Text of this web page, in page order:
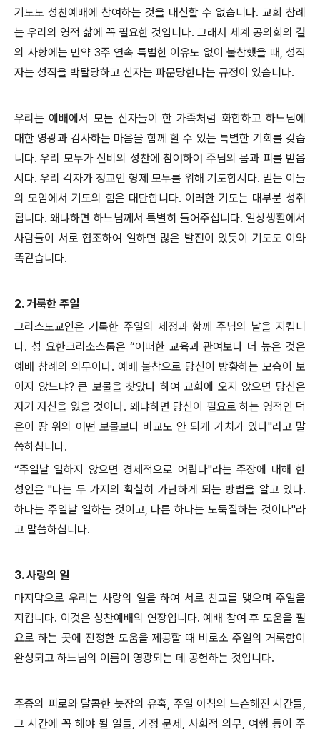
기도도 성찬예배에 참여하는 것을 대신할 수 없습니다. 교회 참례
는 우리의 영적 삶에 꼭 필요한 것입니다. 그래서 세계 공의회의 결
의 사항에는 만약 3주 연속 특별한 이유도 없이 불참했을 때, 성직
자는 성직을 박탈당하고 신자는 파문당한다는 규정이 있습니다.
우리는 예배에서 모든 신자들이 한 가족처럼 화합하고 하느님에
대한 영광과 감사하는 마음을 함께 할 수 있는 특별한 기회를 갖습
니다. 우리 모두가 신비의 성찬에 참여하여 주님의 몸과 피를 받읍
시다. 우리 각자가 정교인 형제 모두를 위해 기도합시다. 믿는 이들
의 모임에서 기도의 힘은 대단합니다. 이러한 기도는 대부분 성취
됩니다. 왜냐하면 하느님께서 특별히 들어주십니다. 일상생활에서
사람들이 서로 협조하여 일하면 많은 발전이 있듯이 기도도 이와
똑같습니다.
2. 거룩한 주일
그리스도교인은 거룩한 주일의 제정과 함께 주님의 날을 지킵니
다. 성 요한크리소스톰은 “어떠한 교육과 관여보다 더 높은 것은
예배 참례의 의무이다. 예배 불참으로 당신이 방황하는 모습이 보
이지 않느냐? 큰 보물을 찾았다 하여 교회에 오지 않으면 당신은
자기 자신을 잃을 것이다. 왜냐하면 당신이 필요로 하는 영적인 덕
은이 땅 위의 어떤 보물보다 비교도 안 되게 가치가 있다"라고 말
씀하십니다.
“주일날 일하지 않으면 경제적으로 어렵다"라는 주장에 대해 한
성인은 "나는 두 가지의 확실히 가난하게 되는 방법을 알고 있다.
하나는 주일날 일하는 것이고, 다른 하나는 도둑질하는 것이다"라
고 말씀하십니다.
3. 사랑의 일
마지막으로 우리는 사랑의 일을 하여 서로 친교를 맺으며 주일을
지킵니다. 이것은 성찬예배의 연장입니다. 예배 참여 후 도움을 필
요로 하는 곳에 진정한 도움을 제공할 때 비로소 주일의 거룩함이
완성되고 하느님의 이름이 영광되는 데 공헌하는 것입니다.
주중의 피로와 달콤한 늦잠의 유혹, 주일 아침의 느슨해진 시간들,
그 시간에 꼭 해야 될 일들, 가정 문제, 사회적 의무, 여행 등이 주